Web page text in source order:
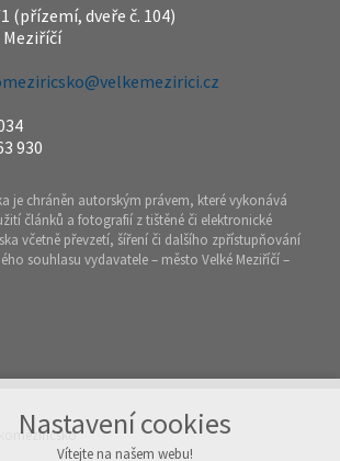
(přízemí, dveře č. 104)
Meziříčí
930
je chráněn autorským právem, které vykonává
článků a fotografií z tištěné či elektronické
včetně převzetí, šíření či dalšího zpřístupňování
souhlasu vydavatele – město Velké Meziříčí –
Nastavení cookies
Vítejte na našem webu!